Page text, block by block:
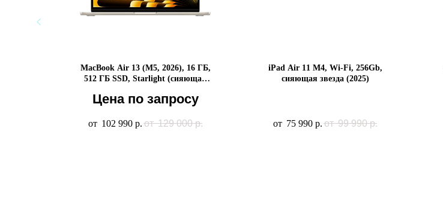
MacBook Air 13 (M5, 2026), 16 ГБ,
512 ГБ SSD, Starlight (сияющая
Цена по запросу
102 990 р. 129 000 р.
iPad Air 11 M4, Wi-Fi, 256Gb,
сияющая звезда (2025)
75 990 р. 99 990 р.